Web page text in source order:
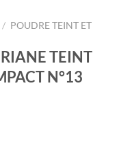
/ POUDRE TEINT ET
TEINT
N°13